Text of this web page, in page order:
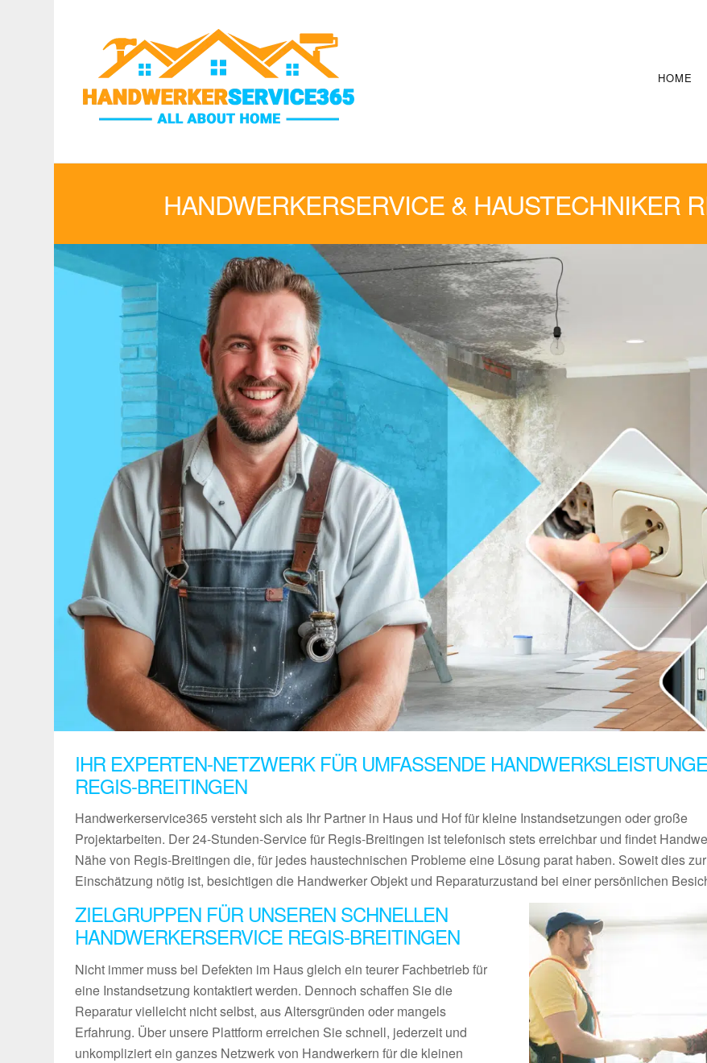
HOME
HANDWERKERSERVICE & HAUSTECHNIKER
IHR EXPERTEN-NETZWERK FÜR UMFASSENDE
REGIS-BREITINGEN
Handwerkerservice365 versteht sich als Ihr Partner in Haus und Hof für kleine Instandsetzungen oder große
Projektarbeiten. Der 24-Stunden-Service für Regis-Breitingen ist telefonisch stets erreichbar und findet
Nähe von Regis-Breitingen die, für jedes haustechnischen Probleme eine Lösung parat haben. Soweit dies
Einschätzung nötig ist, besichtigen die Handwerker Objekt und Reparaturzustand bei einer persönlichen
ZIELGRUPPEN FÜR UNSEREN SCHNELLEN
HANDWERKERSERVICE REGIS-BREITINGEN
Nicht immer muss bei Defekten im Haus gleich ein teurer Fachbetrieb für
eine Instandsetzung kontaktiert werden. Dennoch schaffen Sie die
Reparatur vielleicht nicht selbst, aus Altersgründen oder mangels
Erfahrung. Über unsere Plattform erreichen Sie schnell, jederzeit und
unkompliziert ein ganzes Netzwerk von Handwerkern für die kleinen